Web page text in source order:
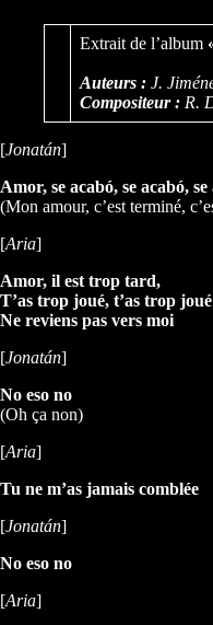
Extrait de l’album
Auteurs : J.
Compositeur : R.
[Jonatán]
Amor, se acabó, se acabó, se
(Mon amour, c’est terminé,
[Aria]
Amor, il est trop tard,
T’as trop joué, t’as trop joué
Ne reviens pas vers moi
[Jonatán]
No eso no
(Oh ça non)
[Aria]
Tu ne m’as jamais comblée
[Jonatán]
No eso no
[Aria]